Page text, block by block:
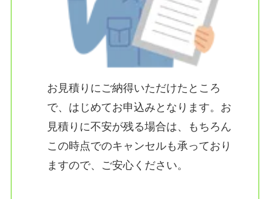
お見積りにご納得いただけたところ
で、はじめてお申込みとなります。お
見積りに不安が残る場合は、もちろん
この時点でのキャンセルも承っており
ますので、ご安心ください。